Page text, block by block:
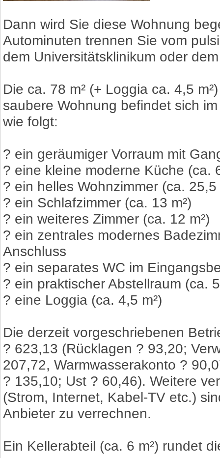
Dann wird Sie diese Wohnung
Autominuten trennen Sie vom
dem Universitätsklinikum oder
Die ca. 78 m² (+ Loggia ca. 4,5
saubere Wohnung befindet sich
wie folgt:
? ein geräumiger Vorraum mit
? eine kleine moderne Küche (ca.
? ein helles Wohnzimmer (ca.
? ein Schlafzimmer (ca. 13 m²)
? ein weiteres Zimmer (ca. 12 m²)
? ein zentrales modernes
Anschluss
? ein separates WC im
? ein praktischer Abstellraum (ca.
? eine Loggia (ca. 4,5 m²)
Die derzeit vorgeschriebenen
? 623,13 (Rücklagen ? 93,20;
207,72, Warmwasserakonto ?
? 135,10; Ust ? 60,46). Weitere
(Strom, Internet, Kabel-TV etc.)
Anbieter zu verrechnen.
Ein Kellerabteil (ca. 6 m²) rundet